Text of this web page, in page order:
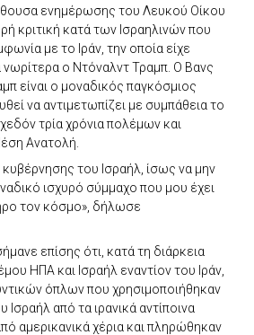
ενημέρωσης του Λευκού Οίκου
κριτική κατά των Ισραηλινών που
με το Ιράν, την οποία είχε
νωρίτερα ο Ντόναλντ Τραμπ. Ο Βανς
είναι ο μοναδικός παγκόσμιος
να αντιμετωπίζει με συμπάθεια το
τρία χρόνια πολέμων και
Ανατολή.
του Ισραήλ, ίσως να μην
ισχυρό σύμμαχο που μου έχει
τον κόσμο», δήλωσε
επίσης ότι, κατά τη διάρκεια
ΗΠΑ και Ισραήλ εναντίον του Ιράν,
όπλων που χρησιμοποιήθηκαν
Ισραήλ από τα ιρανικά αντίποινα
αμερικανικά χέρια και πληρώθηκαν